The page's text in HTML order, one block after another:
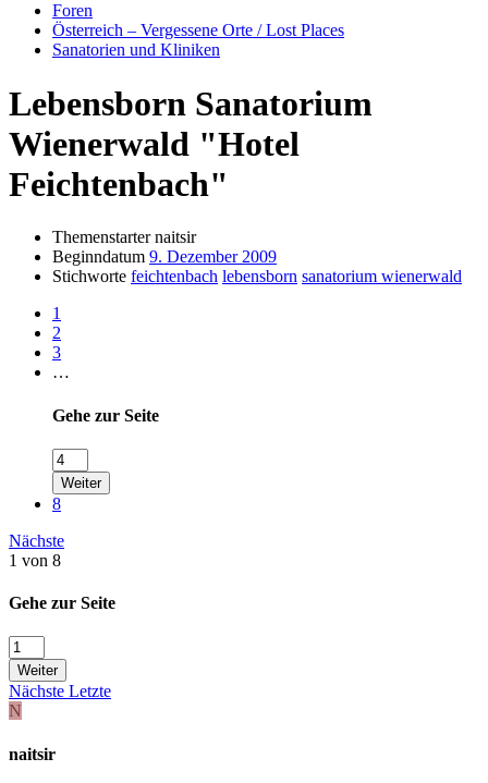
Foren
Österreich – Vergessene Orte / Lost Places
Sanatorien und Kliniken
Lebensborn Sanatorium
Wienerwald "Hotel
Feichtenbach"
Themenstarter naitsir
Beginndatum 9. Dezember 2009
Stichworte feichtenbach lebensborn sanatorium wienerwald
1
2
3
…
Gehe zur Seite
Weiter
8
Nächste
1 von 8
Gehe zur Seite
Weiter
Nächste Letzte
N
naitsir